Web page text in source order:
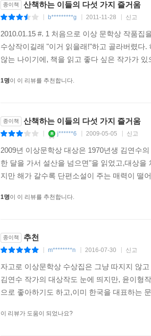
종이책 산책하는 이들의 다섯 가지 즐거움
b*********g 2011-11-28 신고
2010.01.15 #. 1 처음으로 이상 문학상 작품
수상작이길래 "이거 읽을래!"하고 골라버렸다
않는 나이기에, 책을 읽고 좋다 싶은 작가가
1명이 이 리뷰를 추천합니다.
종이책 산책하는 이들의 다섯 가지 즐거움
j******6 2009-05-05 신고
2009년 이상문학상 대상은 1970년생 김연수
한 달을 가서 설산을 넘으면"을 읽었고,대상
지만 해가 갈수록 단편소설이 주는 매력이 떨
1명이 이 리뷰를 추천합니다.
종이책 추천
m********n 2016-07-30 신고
자고로 이상문학상 수상집은 그냥 따지지 않
김연수 작가의 대상작도 눈에 띄지만, 윤이형
으로 좋아하기도 하고,이미 한국을 대표하는
이 리뷰가 도움이 되었나요?